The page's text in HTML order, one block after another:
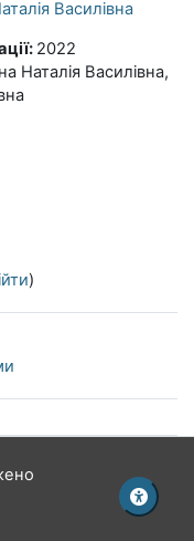
Василівна
: 2022
Наталія Василівна,
)